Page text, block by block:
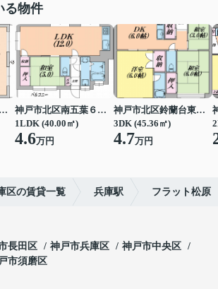
る物件
神戸市北区若葉台２丁目
神戸市北区南五葉６丁目
1LDK (40.00㎡)
4.6万円
神戸市北区鈴蘭台東町６丁目
3DK (45.36㎡)
4.7万円
区の賃貸一覧 兵庫駅 フラット松原
長田区 神戸市兵庫区
神戸市中央区
市須磨区